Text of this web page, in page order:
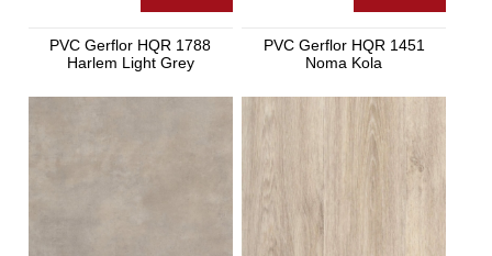
PVC Gerflor HQR 1788
Harlem Light Grey
PVC Gerflor HQR 1451
Noma Kola